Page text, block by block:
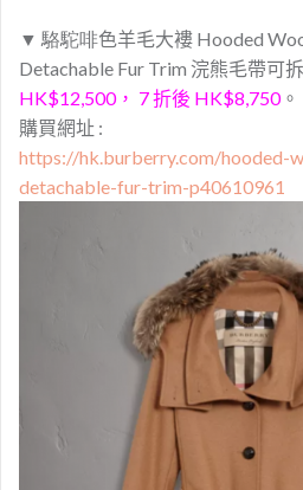
▼ 駱駝啡色羊毛大褸 Hooded
Detachable Fur Trim 浣熊毛帶可
HK$12,500， 7 折後 HK$8,750。
購買網址 :
https://hk.burberry.com/hooded-
detachable-fur-trim-p40610961